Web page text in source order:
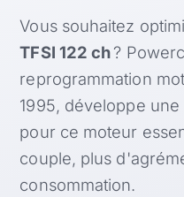
Vous souhaitez
TFSI 122 ch?
reprogrammation
1995, développe
pour ce moteur
couple, plus
consommation.